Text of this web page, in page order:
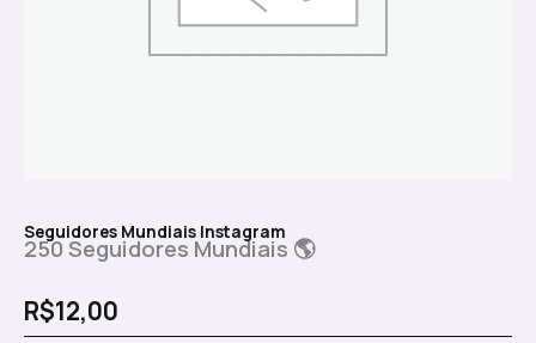
Seguidores Mundiais Instagram
250 Seguidores Mundiais 🌎
R$12,00